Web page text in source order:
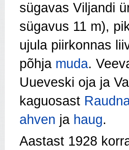
sügavas Viljandi
sügavus 11 m),
ujula piirkonnas
põhja muda.
Uueveski oja ja
kaguosast
ahven ja haug.
Aastast 1928